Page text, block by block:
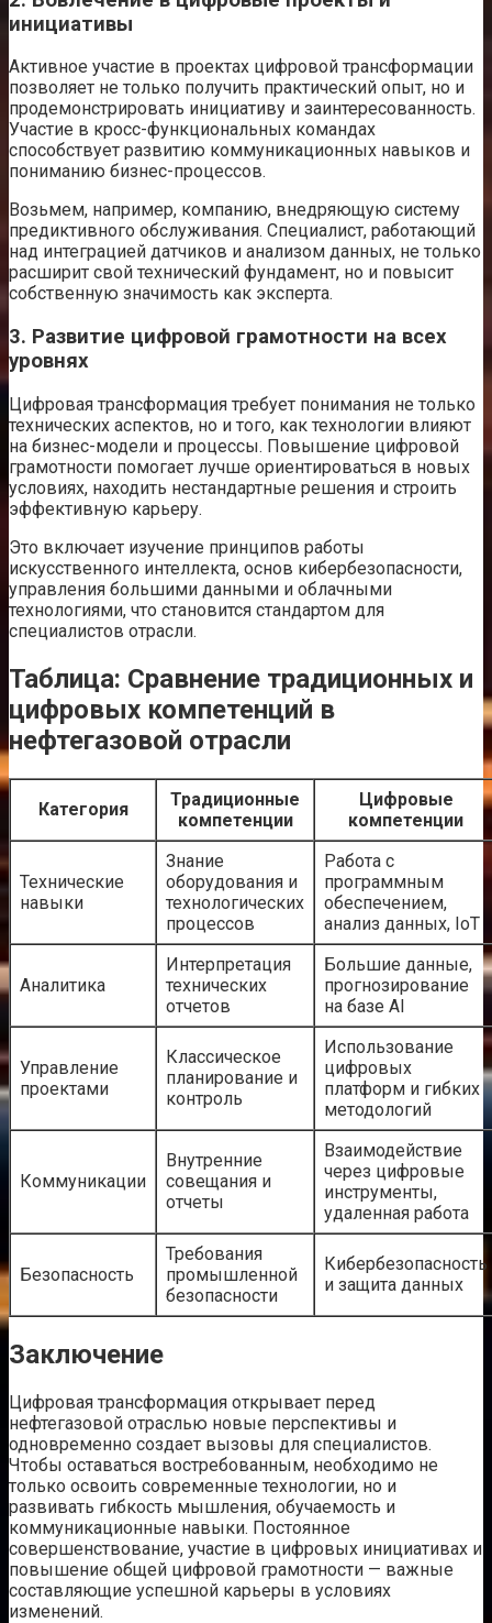
инициативы
Активное участие в проектах цифровой трансформации
позволяет не только получить практический опыт, но и
продемонстрировать инициативу и заинтересованность.
Участие в кросс-функциональных командах
способствует развитию коммуникационных навыков и
пониманию бизнес-процессов.
Возьмем, например, компанию, внедряющую систему
предиктивного обслуживания. Специалист, работающий
над интеграцией датчиков и анализом данных, не только
расширит свой технический фундамент, но и повысит
собственную значимость как эксперта.
3. Развитие цифровой грамотности на всех
уровнях
Цифровая трансформация требует понимания не только
технических аспектов, но и того, как технологии влияют
на бизнес-модели и процессы. Повышение цифровой
грамотности помогает лучше ориентироваться в новых
условиях, находить нестандартные решения и строить
эффективную карьеру.
Это включает изучение принципов работы
искусственного интеллекта, основ кибербезопасности,
управления большими данными и облачными
технологиями, что становится стандартом для
специалистов отрасли.
Таблица: Сравнение традиционных и
цифровых компетенций в
нефтегазовой отрасли
Категория
Традиционные
компетенции
Цифровые
компетенции
Технические
навыки
Знание
оборудования и
технологических
процессов
Работа с
программным
обеспечением,
анализ данных, IoT
Аналитика
Интерпретация
технических
отчетов
Большие данные,
прогнозирование
на базе AI
Управление
проектами
Классическое
планирование и
контроль
Использование
цифровых
платформ и гибких
методологий
Коммуникации
Внутренние
совещания и
отчеты
Взаимодействие
через цифровые
инструменты,
удаленная работа
Безопасность
Требования
промышленной
безопасности
Кибербезопасность
и защита данных
Заключение
Цифровая трансформация открывает перед
нефтегазовой отраслью новые перспективы и
одновременно создает вызовы для специалистов.
Чтобы оставаться востребованным, необходимо не
только освоить современные технологии, но и
развивать гибкость мышления, обучаемость и
коммуникационные навыки. Постоянное
совершенствование, участие в цифровых инициативах и
повышение общей цифровой грамотности — важные
составляющие успешной карьеры в условиях
изменений.